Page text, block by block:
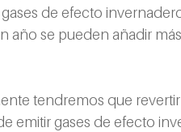
de efecto
año se pueden añadir
tendremos que
emitir gases de efecto